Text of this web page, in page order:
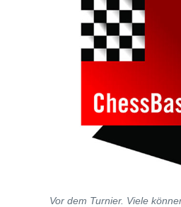
Vor dem Turnier. Viele